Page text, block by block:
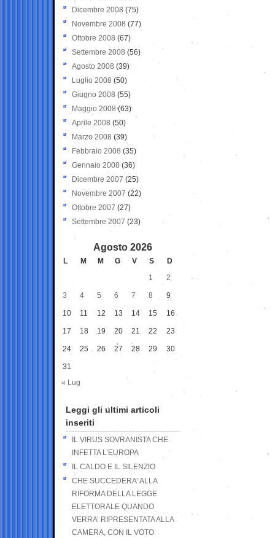
Dicembre 2008 (75)
Novembre 2008 (77)
Ottobre 2008 (67)
Settembre 2008 (56)
Agosto 2008 (39)
Luglio 2008 (50)
Giugno 2008 (55)
Maggio 2008(63)
Aprile 2008 (50)
Marzo 2008 (39)
Febbraio 2008 (35)
Gennaio 2008 (36)
Dicembre 2007 (25)
Novembre 2007 (22)
Ottobre 2007 (27)
Settembre 2007 (23)
Agosto 2026
L M M G V S
D
1
2
3 4 5 6 7 8 9
10 11 12 13 14 15 16
17 18 19 20 21 22 23
24 25 26 27 28 29 30
31
« Lug
Leggi gli ultimi articoli
inseriti
IL VIRUS SOVRANISTA CHE
INFETTA L’EUROPA
IL CALDO E IL SILENZIO
CHE SUCCEDERA’ ALLA
RIFORMA DELLA LEGGE
ELETTORALE QUANDO
VERRA’ RIPRESENTATA ALLA
CAMERA, CON IL VOTO